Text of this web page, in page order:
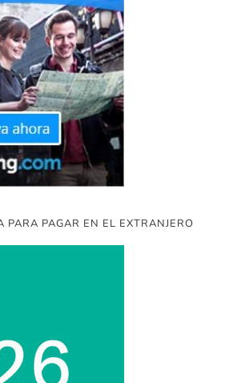
PARA PAGAR EN EL EXTRANJERO